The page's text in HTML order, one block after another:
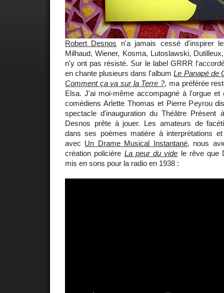
Robert Desnos n'a jamais cessé d'inspirer
Milhaud, Wiener, Kosma, Lutoslawski,
n'y ont pas résisté. Sur le label GRRR
en chante plusieurs dans l'albumLe Panapé de
Comment ça va sur la Terre ?, ma préférée
Elsa. J'ai moi-même accompagné à l'orgue et
comédiens Arlette Thomas et Pierre Peyrou
spectacle d'inauguration du Théâtre
Desnos prête à jouer. Les amateurs de
dans ses poèmes matière à interprétations
avec Un Drame Musical Instantané, nous
création policière La peur du vide le rêve que
mis en sons pour la radio en 1938 :